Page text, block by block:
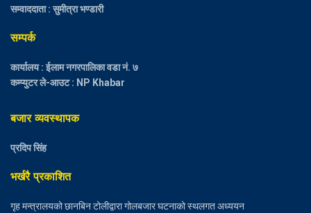
सम्वाददाता : सुमीत्रा भण्डारी
सम्पर्क
कार्यालय : ईलाम नगरपालिका वडा नं. ७
कम्प्युटर ले-आउट : NP Khabar
बजार व्यवस्थापक
प्रदिप सिंह
भर्खरै प्रकाशित
गृह मन्त्रालयको छानबिन टोलीद्वारा गोलबजार घटनाको स्थलगत अध्ययन